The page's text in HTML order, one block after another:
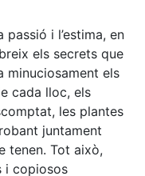
i l’estima, en
els secrets que
minuciosament els
cada lloc, els
les plantes
juntament
tenen. Tot això,
i copiosos